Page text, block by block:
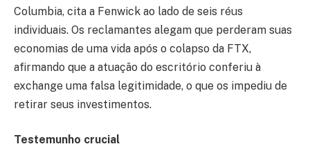
Columbia, cita a Fenwick ao lado de seis réus
individuais. Os reclamantes alegam que perderam suas
economias de uma vida após o colapso da FTX,
afirmando que a atuação do escritório conferiu à
exchange uma falsa legitimidade, o que os impediu de
retirar seus investimentos.
Testemunho crucial